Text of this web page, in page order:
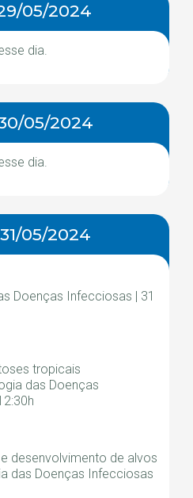
05/2024
dia.
05/2024
dia.
05/2024
Doenças Infecciosas | 31
tropicais
das Doenças
desenvolvimento de alvos
das Doenças Infecciosas